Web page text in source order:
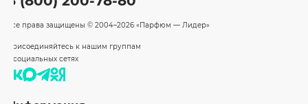
Все права защищены © 2004–2026 «Парфюм — Лидер»
Присоединяйтесь к нашим группам
в социальных сетях